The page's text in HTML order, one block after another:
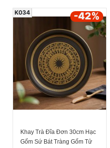
Khay Trà Đĩa Đơn 30cm Hạc
Gốm Sứ Bát Tràng Gốm Tử
K034 -42%